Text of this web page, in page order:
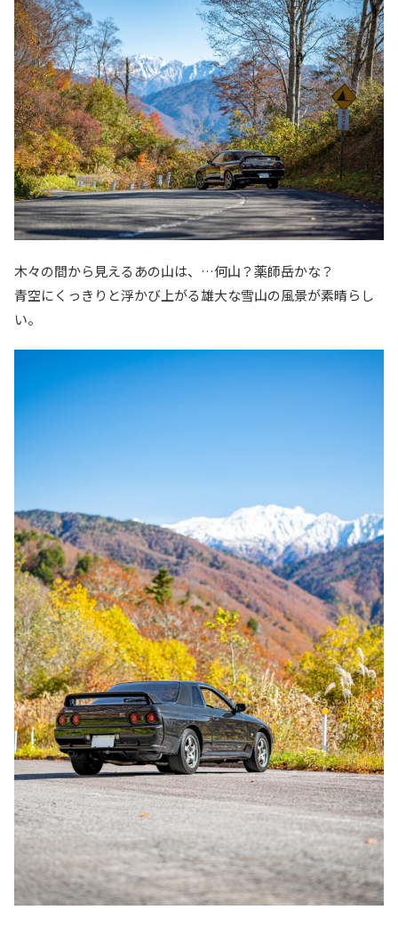
木々の間から見えるあの山は、…何山？薬師岳かな？
青空にくっきりと浮かび上がる雄大な雪山の風景が素晴らし
い。